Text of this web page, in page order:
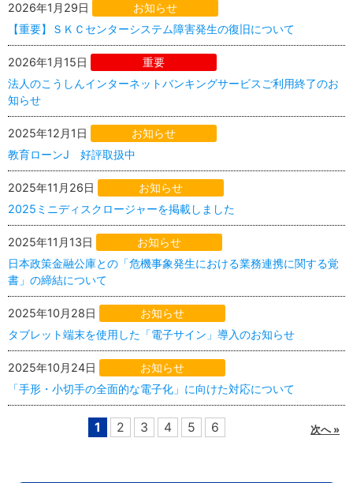
2026年1月29日 お知らせ
【重要】ＳＫＣセンターシステム障害発生の復旧について
2026年1月15日 重要
法人のこうしんインターネットバンキングサービスご利用終了のお
知らせ
2025年12月1日 お知らせ
教育ローンJ 好評取扱中
2025年11月26日 お知らせ
2025ミニディスクロージャーを掲載しました
2025年11月13日 お知らせ
日本政策金融公庫との「危機事象発生における業務連携に関する覚
書」の締結について
2025年10月28日 お知らせ
タブレット端末を使用した「電子サイン」導入のお知らせ
2025年10月24日 お知らせ
「手形・小切手の全面的な電子化」に向けた対応について
1 2 3 4 5 6 次へ »